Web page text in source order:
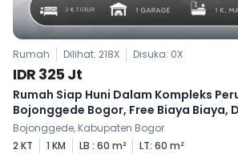
Rumah Dilihat: 218X Disuka: 0X
IDR 325 Jt
Rumah Siap Huni Dalam Kompleks
Bojonggede Bogor, Free Biaya Biaya,
Bojonggede, Kabupaten Bogor
2 KT
1 KM LB : 60 m² LT: 60 m²